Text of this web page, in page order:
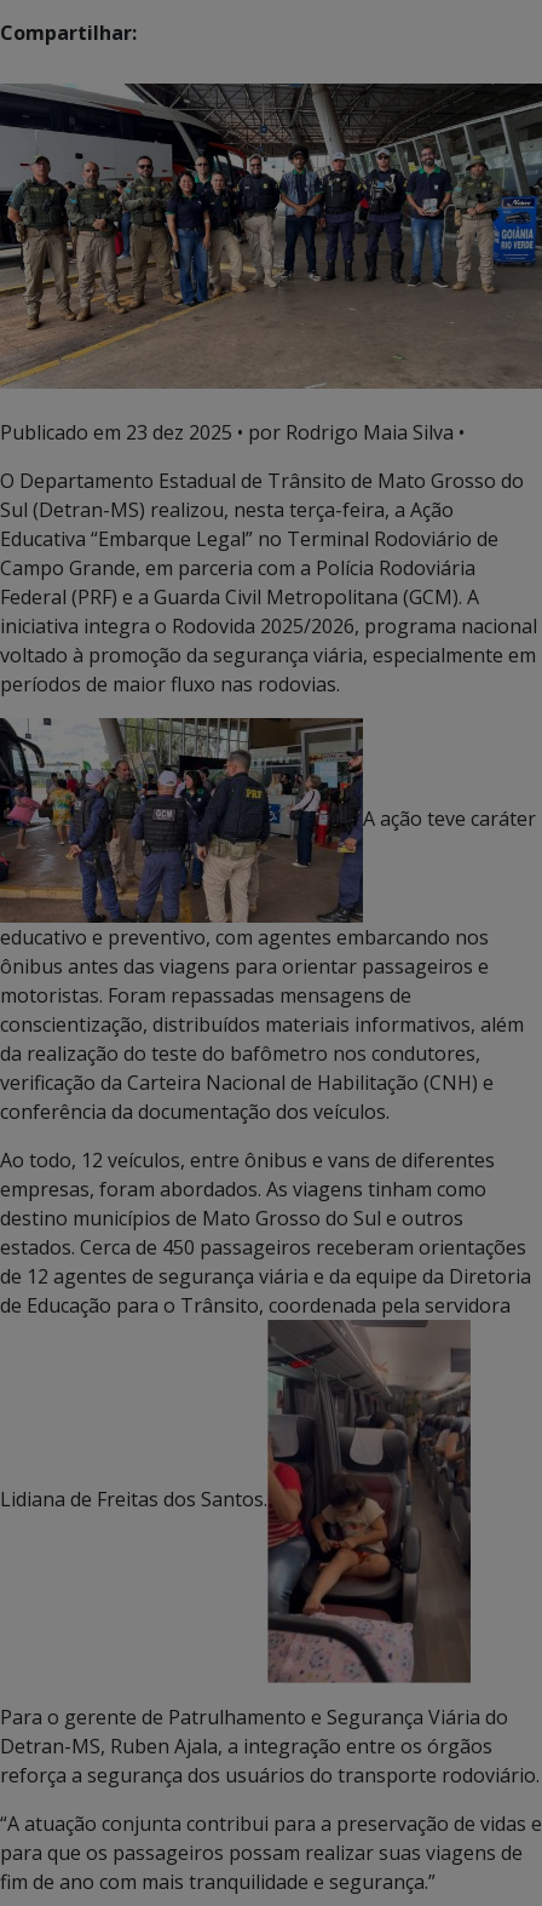
Compartilhar:
Publicado em 23 dez 2025 • por Rodrigo Maia Silva •
O Departamento Estadual de Trânsito de Mato Grosso do
Sul (Detran-MS) realizou, nesta terça-feira, a Ação
Educativa “Embarque Legal” no Terminal Rodoviário de
Campo Grande, em parceria com a Polícia Rodoviária
Federal (PRF) e a Guarda Civil Metropolitana (GCM). A
iniciativa integra o Rodovida 2025/2026, programa nacional
voltado à promoção da segurança viária, especialmente em
períodos de maior fluxo nas rodovias.
A ação teve caráter
educativo e preventivo, com agentes embarcando nos
ônibus antes das viagens para orientar passageiros e
motoristas. Foram repassadas mensagens de
conscientização, distribuídos materiais informativos, além
da realização do teste do bafômetro nos condutores,
verificação da Carteira Nacional de Habilitação (CNH) e
conferência da documentação dos veículos.
Ao todo, 12 veículos, entre ônibus e vans de diferentes
empresas, foram abordados. As viagens tinham como
destino municípios de Mato Grosso do Sul e outros
estados. Cerca de 450 passageiros receberam orientações
de 12 agentes de segurança viária e da equipe da Diretoria
de Educação para o Trânsito, coordenada pela servidora
Lidiana de Freitas dos Santos.
Para o gerente de Patrulhamento e Segurança Viária do
Detran-MS, Ruben Ajala, a integração entre os órgãos
reforça a segurança dos usuários do transporte rodoviário.
“A atuação conjunta contribui para a preservação de vidas e
para que os passageiros possam realizar suas viagens de
fim de ano com mais tranquilidade e segurança.”